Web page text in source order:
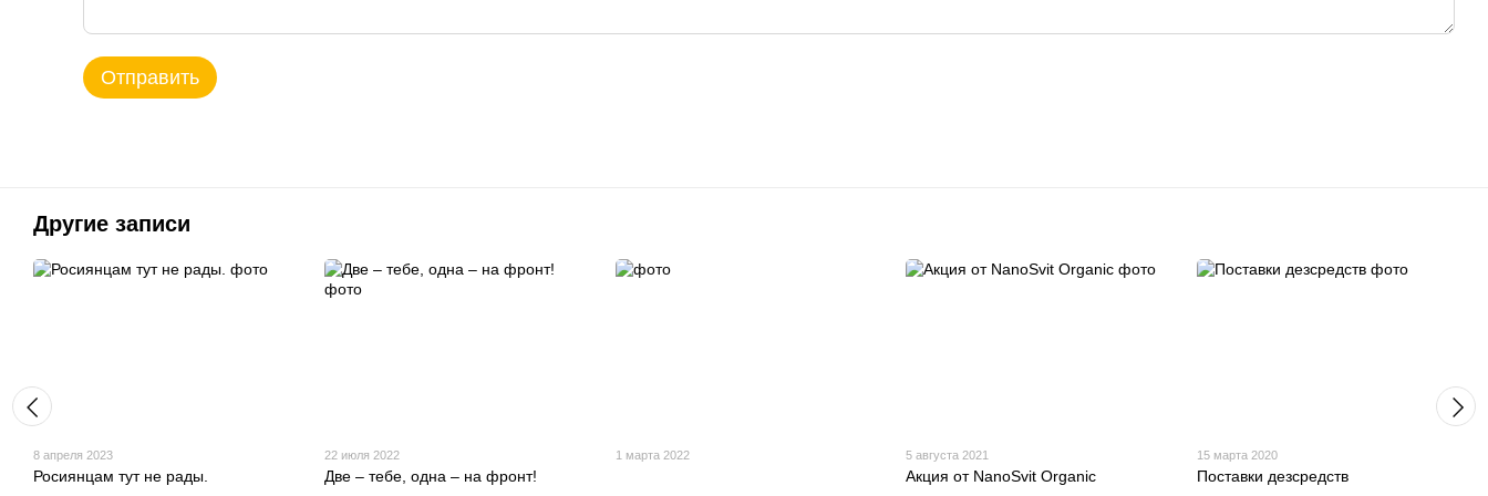
Отправить
Другие записи
8 апреля 2023
Росиянцам тут не рады.
22 июля 2022
Две – тебе, одна – на фронт!
1 марта 2022 5 августа 2021
Акция от NanoSvit Organic
15 марта 2020
Поставки дезсредств